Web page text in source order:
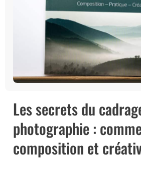
Les secrets du
photographie :
composition et